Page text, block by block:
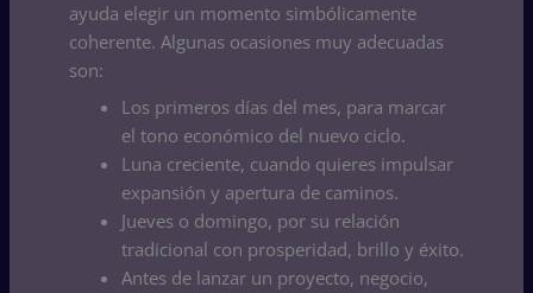
ayuda elegir un momento simbólicamente
coherente. Algunas ocasiones muy adecuadas
son:
Los primeros días del mes, para marcar
el tono económico del nuevo ciclo.
Luna creciente, cuando quieres impulsar
expansión y apertura de caminos.
Jueves o domingo, por su relación
tradicional con prosperidad, brillo y éxito.
Antes de lanzar un proyecto, negocio,